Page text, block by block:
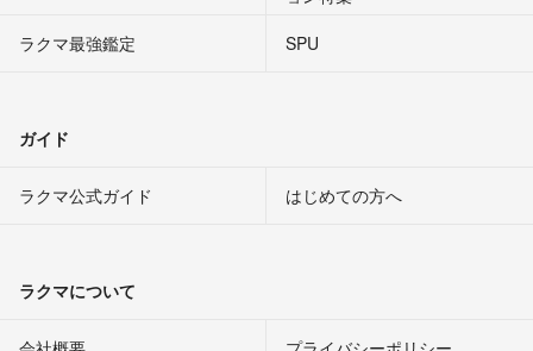
ラクマ最強鑑定
SPU
ガイド
ラクマ公式ガイド はじめての方へ
ラクマについて